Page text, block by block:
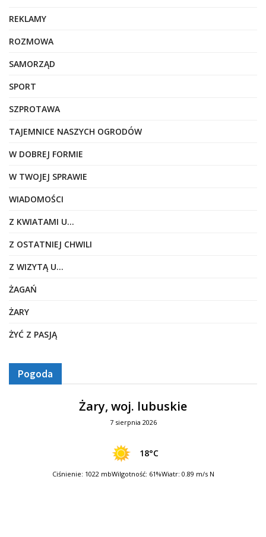
REKLAMY
ROZMOWA
SAMORZĄD
SPORT
SZPROTAWA
TAJEMNICE NASZYCH OGRODÓW
W DOBREJ FORMIE
W TWOJEJ SPRAWIE
WIADOMOŚCI
Z KWIATAMI U…
Z OSTATNIEJ CHWILI
Z WIZYTĄ U…
ŻAGAŃ
ŻARY
ŻYĆ Z PASJĄ
Pogoda
Żary, woj. lubuskie
7 sierpnia 2026
18°C
Ciśnienie: 1022 mbWilgotność: 61%Wiatr: 0.89 m/s N